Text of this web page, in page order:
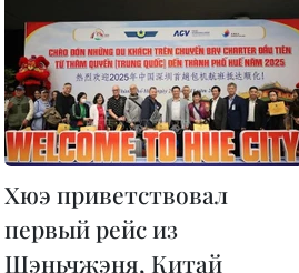
Хюэ приветствовал
первый рейс из
Шэньчжэня, Китай